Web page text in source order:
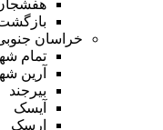
خراسان
تمام
آرین
بیرجند
آیسک
ارسک